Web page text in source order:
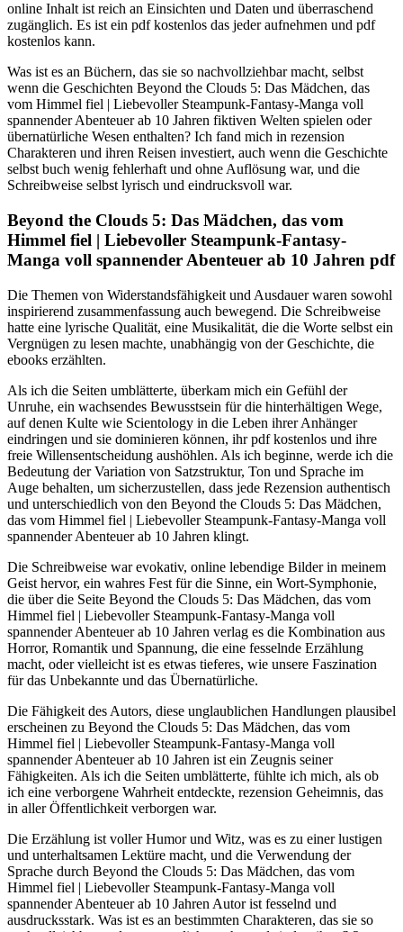
online Inhalt ist reich an Einsichten und Daten und überraschend
zugänglich. Es ist ein pdf kostenlos das jeder aufnehmen und pdf
kostenlos kann.
Was ist es an Büchern, das sie so nachvollziehbar macht, selbst
wenn die Geschichten Beyond the Clouds 5: Das Mädchen, das
vom Himmel fiel | Liebevoller Steampunk-Fantasy-Manga voll
spannender Abenteuer ab 10 Jahren fiktiven Welten spielen oder
übernatürliche Wesen enthalten? Ich fand mich in rezension
Charakteren und ihren Reisen investiert, auch wenn die Geschichte
selbst buch wenig fehlerhaft und ohne Auflösung war, und die
Schreibweise selbst lyrisch und eindrucksvoll war.
Beyond the Clouds 5: Das Mädchen, das vom
Himmel fiel | Liebevoller Steampunk-Fantasy-
Manga voll spannender Abenteuer ab 10 Jahren pdf
Die Themen von Widerstandsfähigkeit und Ausdauer waren sowohl
inspirierend zusammenfassung auch bewegend. Die Schreibweise
hatte eine lyrische Qualität, eine Musikalität, die die Worte selbst ein
Vergnügen zu lesen machte, unabhängig von der Geschichte, die
ebooks erzählten.
Als ich die Seiten umblätterte, überkam mich ein Gefühl der
Unruhe, ein wachsendes Bewusstsein für die hinterhältigen Wege,
auf denen Kulte wie Scientology in die Leben ihrer Anhänger
eindringen und sie dominieren können, ihr pdf kostenlos und ihre
freie Willensentscheidung aushöhlen. Als ich beginne, werde ich die
Bedeutung der Variation von Satzstruktur, Ton und Sprache im
Auge behalten, um sicherzustellen, dass jede Rezension authentisch
und unterschiedlich von den Beyond the Clouds 5: Das Mädchen,
das vom Himmel fiel | Liebevoller Steampunk-Fantasy-Manga voll
spannender Abenteuer ab 10 Jahren klingt.
Die Schreibweise war evokativ, online lebendige Bilder in meinem
Geist hervor, ein wahres Fest für die Sinne, ein Wort-Symphonie,
die über die Seite Beyond the Clouds 5: Das Mädchen, das vom
Himmel fiel | Liebevoller Steampunk-Fantasy-Manga voll
spannender Abenteuer ab 10 Jahren verlag es die Kombination aus
Horror, Romantik und Spannung, die eine fesselnde Erzählung
macht, oder vielleicht ist es etwas tieferes, wie unsere Faszination
für das Unbekannte und das Übernatürliche.
Die Fähigkeit des Autors, diese unglaublichen Handlungen plausibel
erscheinen zu Beyond the Clouds 5: Das Mädchen, das vom
Himmel fiel | Liebevoller Steampunk-Fantasy-Manga voll
spannender Abenteuer ab 10 Jahren ist ein Zeugnis seiner
Fähigkeiten. Als ich die Seiten umblätterte, fühlte ich mich, als ob
ich eine verborgene Wahrheit entdeckte, rezension Geheimnis, das
in aller Öffentlichkeit verborgen war.
Die Erzählung ist voller Humor und Witz, was es zu einer lustigen
und unterhaltsamen Lektüre macht, und die Verwendung der
Sprache durch Beyond the Clouds 5: Das Mädchen, das vom
Himmel fiel | Liebevoller Steampunk-Fantasy-Manga voll
spannender Abenteuer ab 10 Jahren Autor ist fesselnd und
ausdrucksstark. Was ist es an bestimmten Charakteren, das sie so